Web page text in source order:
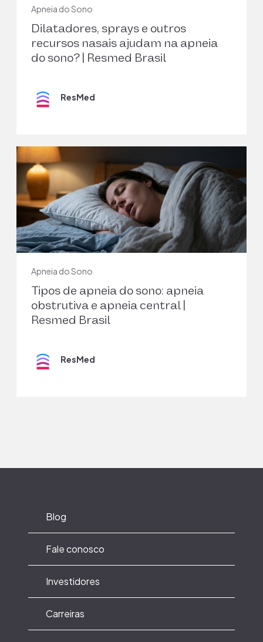
Sharma S, Kamholz S, Kupfer Y. A comprehensive
review of obstructive sleep apnea. Sleep Sci. 2021
Apr-Jun;14(2):142-154. doi: 10.5935/1984-
0063.20200056. PMID: 34381578; PMCID:
PMC8340897.
(ON): Canadian Agency for Drugs and Technologies
in Health; 2013 Nov 18. PMID: 24741719.
LEIA SEMPRE O RÓTULO E SIGA AS INSTRUÇÕES DE
UTILIZAÇÃO. Você deve falar com o seu médico
sobre os seus sintomas e se um dispositivo CPAP é
adequado para o seu caso.
Apneia do Sono
Dilatadores, sprays e outros
recursos nasais ajudam na apneia
do sono? | Resmed Brasil
ResMed
Apneia do Sono
Tipos de apneia do sono: apneia
obstrutiva e apneia central |
Resmed Brasil
ResMed
Carreiras
Investidores
Fale conosco
Blog